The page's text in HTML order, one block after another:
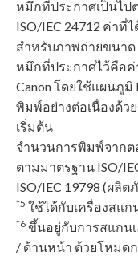
หมึกที่ประกาศเป็นไป
ISO/IEC 24712 ค่าที่
สําหรับภาพถ่ายขนาด
หมึกที่ประกาศไว้คือ
Canon โดยใช้แผนภูมิ
พิมพ์อย่างต่อเนื่องด้ว
เริ่มต้น
จำนวนการพิมพ์จากต
ตามมาตรฐาน ISO/
ISO/IEC 19798 (ผลิ
*5 ใช้ได้กับเครื่องสแก
*6 ขึ้นอยู่กับการสแกน
/ ด้านหน้า ด้วยโหมด